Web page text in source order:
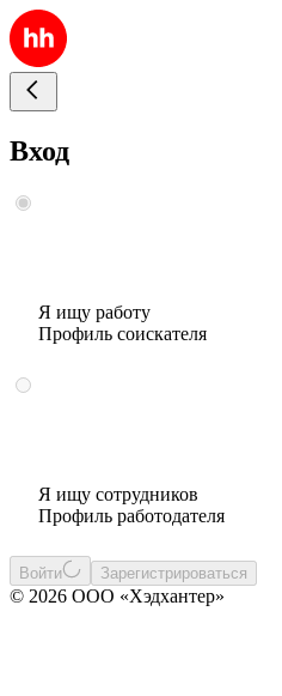
Вход
Я ищу работу
Профиль соискателя
Я ищу сотрудников
Профиль работодателя
Войти Зарегистрироваться
© 2026 ООО «Хэдхантер»